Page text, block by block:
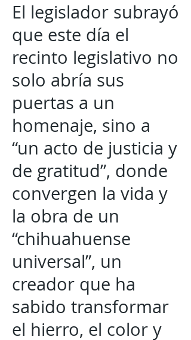
El legislador subrayó
que este día el
recinto legislativo no
solo abría sus
puertas a un
homenaje, sino a
“un acto de justicia y
de gratitud”, donde
convergen la vida y
la obra de un
“chihuahuense
universal”, un
creador que ha
sabido transformar
el hierro, el color y